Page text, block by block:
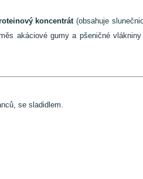
koncentrát(obsahuje
akáciové gumy a pšeničné
se sladidlem.